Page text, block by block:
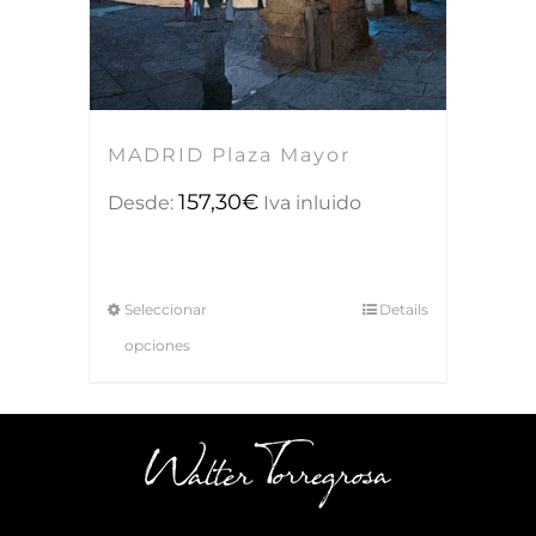
MADRID Plaza Mayor
Desde: 157,30€ Iva inluido
Seleccionar
opciones
Details